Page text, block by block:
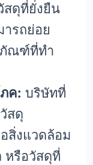
สดุที่ยั่งยืน
รถย่อย
ภัณฑ์ที่ทำ
ค: บริษัทที่
สดุ
สิ่งแวดล้อม
หรือวัสดุที่